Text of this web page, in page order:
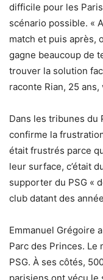
difficile pour les
scénario possible. «
match et puis après,
gagne beaucoup de
trouver la solution
raconte Rian, 25
Dans les tribunes du
confirme la
était frustrés parce
leur surface, c’était
supporter du PSG «
club datant des
Emmanuel Grégoire
Parc des Princes. Le
PSG. À ses côtés,